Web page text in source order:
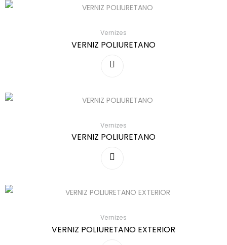
Vernizes
VERNIZ POLIURETANO
Vernizes
VERNIZ POLIURETANO
Vernizes
VERNIZ POLIURETANO EXTERIOR